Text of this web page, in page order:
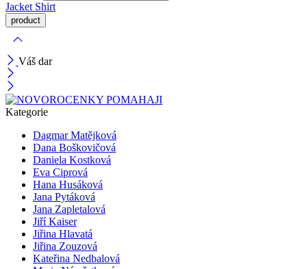
Jacket Shirt
Váš dar
Kategorie
Dagmar Matějková
Dana Boškovičová
Daniela Kostková
Eva Ciprová
Hana Husáková
Jana Pytáková
Jana Zapletalová
Jiří Kaiser
Jiřina Hlavatá
Jiřina Zouzová
Kateřina Nedbalová